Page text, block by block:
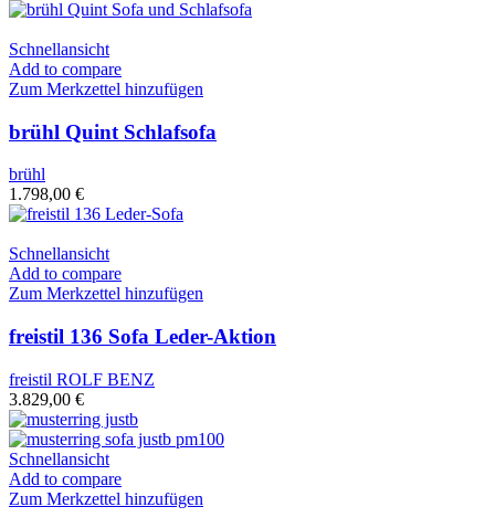
Schnellansicht
Add to compare
Zum Merkzettel hinzufügen
brühl Quint Schlafsofa
brühl
1.798,00 €
Schnellansicht
Add to compare
Zum Merkzettel hinzufügen
freistil 136 Sofa Leder-Aktion
freistil ROLF BENZ
3.829,00 €
Schnellansicht
Add to compare
Zum Merkzettel hinzufügen